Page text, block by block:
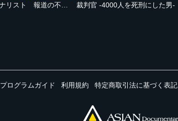
裁判官 -4000人を死刑にした男-
プログラムガイド 利用規約 特定商取引法に基づく表記